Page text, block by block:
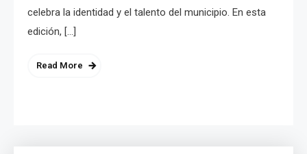
celebra la identidad y el talento del municipio. En esta
edición, […]
Read More